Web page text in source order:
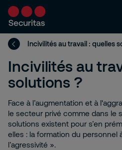
Incivilités au travail : quelles
Incivilités au
solutions ?
Face à l’augmentation et à
le secteur privé comme dans le
solutions existent pour s’en
elles : la formation du personnel
l’agressivité ».